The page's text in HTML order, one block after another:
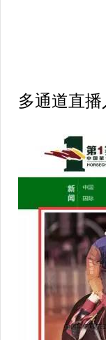
多通道直播